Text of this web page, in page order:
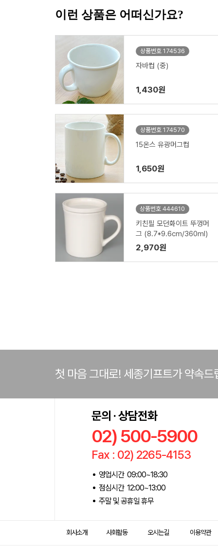
이런 상품은 어떠신가요?
상품번호 174536
자바컵 (중)
1,430원
상품번호 174570
15온스 유광머그컵
1,650원
상품번호 444610
키친필 모던화이트 뚜껑머
그 (8.7*9.6cm/360ml)
2,970원
첫 마음 그대로! 세종기프트가 약속드
문의 · 상담전화
02) 500-5900
Fax : 02) 2265-4153
영업시간 09:00~18:30
점심시간 12:00~13:00
주말 및 공휴일 휴무
회사소개 사회활동 오시는길 이용약관